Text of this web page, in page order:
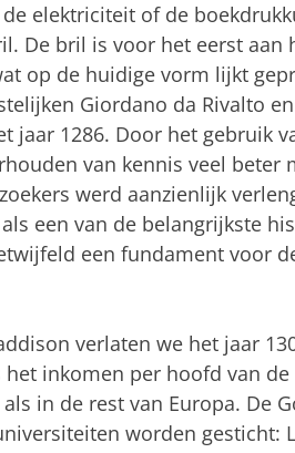
elektriciteit of de
De bril is voor het eerst aan
op de huidige vorm lijkt
Giordano da Rivalto
jaar 1286. Door het gebruik
van kennis veel beter
werd aanzienlijk
een van de belangrijkste
een fundament voor
verlaten we het jaar
inkomen per hoofd van
in de rest van Europa. De
worden gesticht: